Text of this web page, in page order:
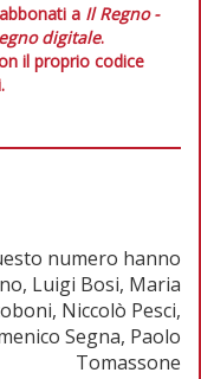
a Il Regno -
digitale.
il proprio codice
numero hanno
Luigi Bosi, Maria
Niccolò Pesci,
Segna, Paolo
Tomassone